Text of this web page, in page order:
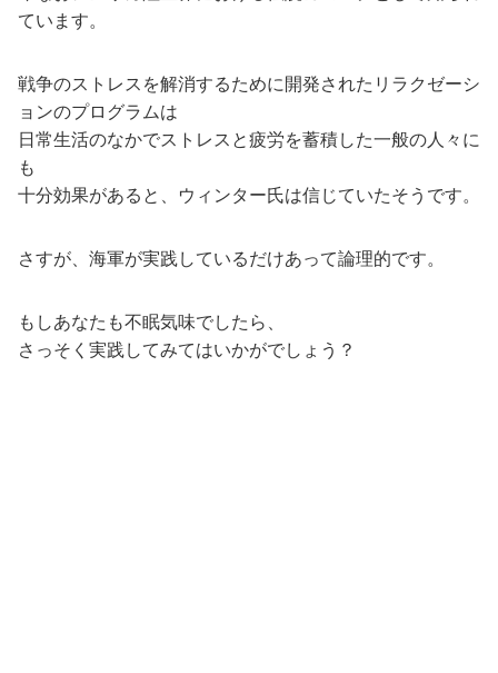
ています。
戦争のストレスを解消するために開発されたリラクゼーシ
ョンのプログラムは
日常生活のなかでストレスと疲労を蓄積した一般の人々に
も
十分効果があると、ウィンター氏は信じていたそうです。
さすが、海軍が実践しているだけあって論理的です。
もしあなたも不眠気味でしたら、
さっそく実践してみてはいかがでしょう？